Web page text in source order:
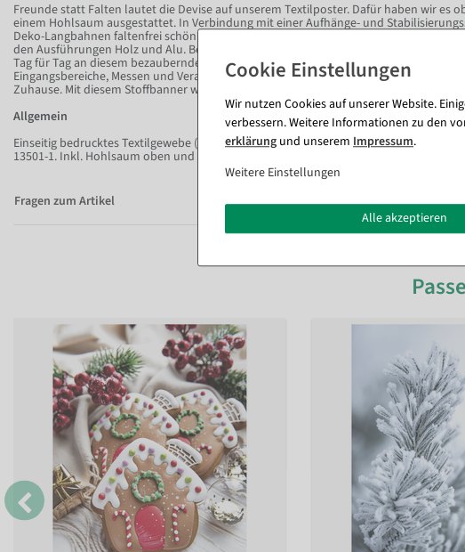
Freunde statt Falten lautet die Devise auf unserem Textilposter. Dafür haben wir es
einem Hohlsaum ausgestattet. In Verbindung mit einer Aufhänge- und
Deko-Langbahnen faltenfrei schön und glatt. Dafür geeignete Stangen bieten wir
den Ausführungen Holz und Alu. Bezaubern Sie Kunden, Kollegen sowie Gäste und
Tag für Tag an diesem bezaubernden Motiv der Verbundenheit. Ob Schaufenster, Point
Eingangsbereiche, Messen und Veranstaltungen, Büros oder als herzlicher
Zuhause. Mit diesem Stoffbanner werden Alt und Jung große Augen machen!
Allgemein
Einseitig bedrucktes Textilgewebe (115 g/m²) in schwer entflammbarer Qualität -
13501-1. Inkl. Hohlsaum oben und unten.
Fragen zum Artikel
Wir nutzen Cookies auf unserer Website.
verbessern. Weitere Informationen zu den
erklärung und unserem Impressum.
Weitere Einstellungen
Alle akzeptieren